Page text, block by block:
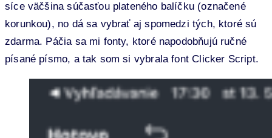
síce väčšina súčasťou plateného balíčku (označené
korunkou), no dá sa vybrať aj spomedzi tých, ktoré sú
zdarma. Páčia sa mi fonty, ktoré napodobňujú ručné
písané písmo, a tak som si vybrala font Clicker Script.